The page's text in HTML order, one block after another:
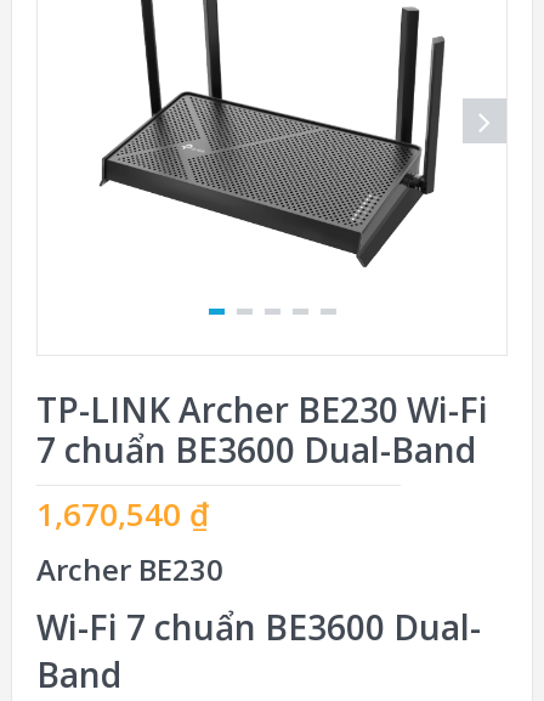
TP-LINK Archer BE230 Wi-Fi
7 chuẩn BE3600 Dual-Band
1,670,540 ₫
Archer BE230
Wi-Fi 7 chuẩn BE3600 Dual-
Band